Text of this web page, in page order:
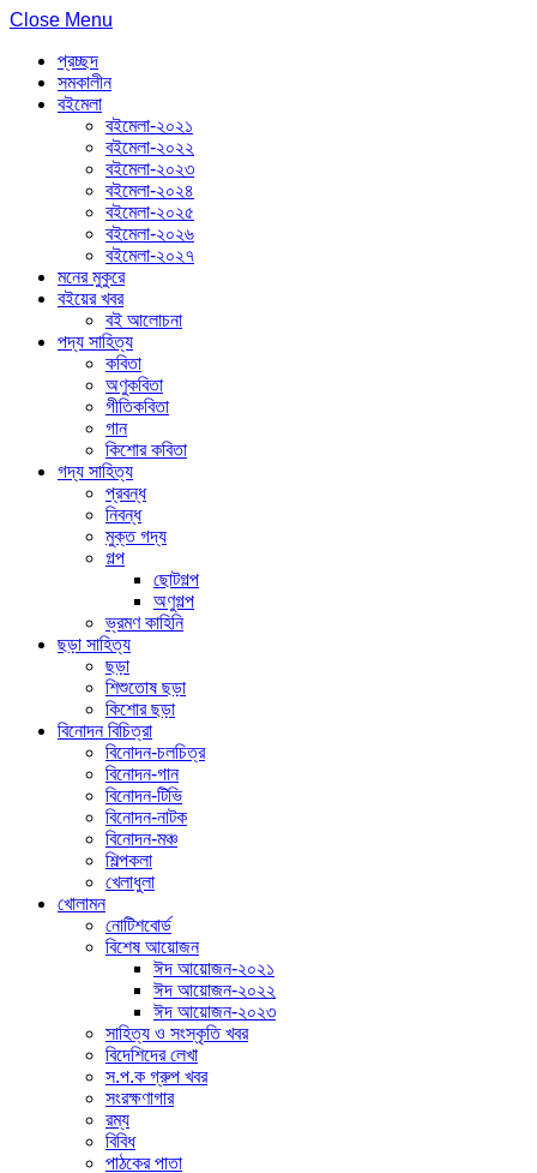
Close Menu
প্রচ্ছদ
সমকালীন
বইমেলা
বইমেলা-২০২১
বইমেলা-২০২২
বইমেলা-২০২৩
বইমেলা-২০২৪
বইমেলা-২০২৫
বইমেলা-২০২৬
বইমেলা-২০২৭
মনের মুকুরে
বইয়ের খবর
বই আলোচনা
পদ্য সাহিত্য
কবিতা
অণুকবিতা
গীতিকবিতা
গান
কিশোর কবিতা
গদ্য সাহিত্য
প্রবন্ধ
নিবন্ধ
মুক্ত গদ্য
গল্প
ছোটগল্প
অণুগল্প
ভ্রমণ কাহিনি
ছড়া সাহিত্য
ছড়া
শিশুতোষ ছড়া
কিশোর ছড়া
বিনোদন বিচিত্রা
বিনোদন-চলচিত্র
বিনোদন-গান
বিনোদন-টিভি
বিনোদন-নাটক
বিনোদন-মঞ্চ
শিল্পকলা
খেলাধুলা
খোলামন
নোটিশবোর্ড
বিশেষ আয়োজন
ঈদ আয়োজন-২০২১
ঈদ আয়োজন-২০২২
ঈদ আয়োজন-২০২৩
সাহিত্য ও সংস্কৃতি খবর
বিদেশিদের লেখা
স.প.ক গ্রুপ খবর
সংরক্ষণাগার
রম্য
বিবিধ
পাঠকের পাতা